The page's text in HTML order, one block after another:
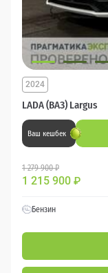
LADA (ВАЗ) Largus
2024
Ваш кешбек
1 279 900 ₽
1 215 900 ₽
Бензин